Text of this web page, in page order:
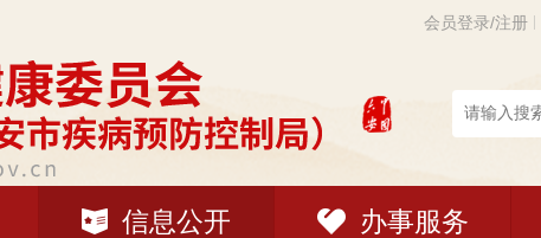
会员登录/注册
信息公开 办事服务